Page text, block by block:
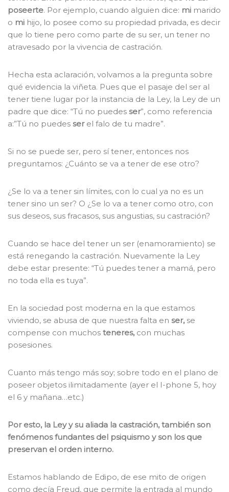
poseerte. Por ejemplo, cuando alguien dice: mi marido
o mi hijo, lo posee como su propiedad privada, es decir
que lo tiene pero como parte de su ser, un tener no
atravesado por la vivencia de castración.
Hecha esta aclaración, volvamos a la pregunta sobre
qué evidencia la viñeta. Pues que el pasaje del ser al
tener tiene lugar por la instancia de la Ley, la Ley de un
padre que dice: “Tú no puedes ser”, como referencia
a:”Tú no puedes serel falo de tu madre”.
Si no se puede ser, pero sí tener, entonces nos
preguntamos: ¿Cuánto se va a tener de ese otro?
¿Se lo va a tener sin límites, con lo cual ya no es un
tener sino un ser? O ¿Se lo va a tener como otro, con
sus deseos, sus fracasos, sus angustias, su castración?
Cuando se hace del tener un ser (enamoramiento) se
está renegando la castración. Nuevamente la Ley
debe estar presente: “Tú puedes tener a mamá, pero
no toda ella es tuya”.
En la sociedad post moderna en la que estamos
viviendo, se abusa de que nuestra falta en ser, se
compense con muchos teneres, con muchas
posesiones.
Cuanto más tengo más soy; sobre todo en el plano de
poseer objetos ilimitadamente (ayer el I-phone 5, hoy
el 6 y mañana…etc.)
Por esto, la Ley y su aliada la castración, también son
fenómenos fundantes del psiquismo y son los que
preservan el orden interno.
Estamos hablando de Edipo, de ese mito de origen
como decía Freud, que permite la entrada al mundo